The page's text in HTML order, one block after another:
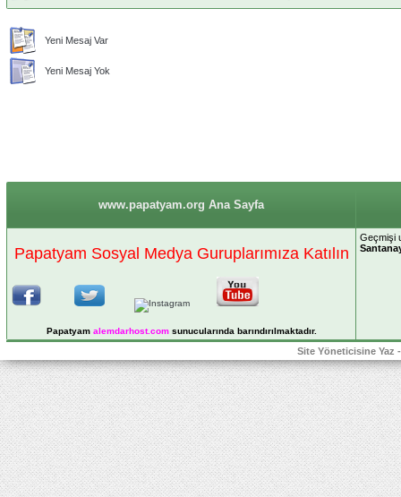
Yeni Mesaj Var
Yeni Mesaj Yok
www.papatyam.org Ana Sayfa
Papatyam Sosyal Medya Guruplarımıza Katılın
Papatyam alemdarhost.comsunucularında barındırılmaktadır.
Geçmişi
Site Yöneticisine Yaz